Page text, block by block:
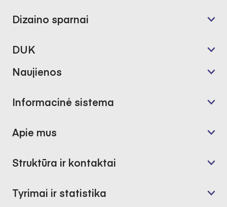
Dizaino sparnai
DUK
Naujienos
Informacinė sistema
Apie mus
Struktūra ir kontaktai
Tyrimai ir statistika